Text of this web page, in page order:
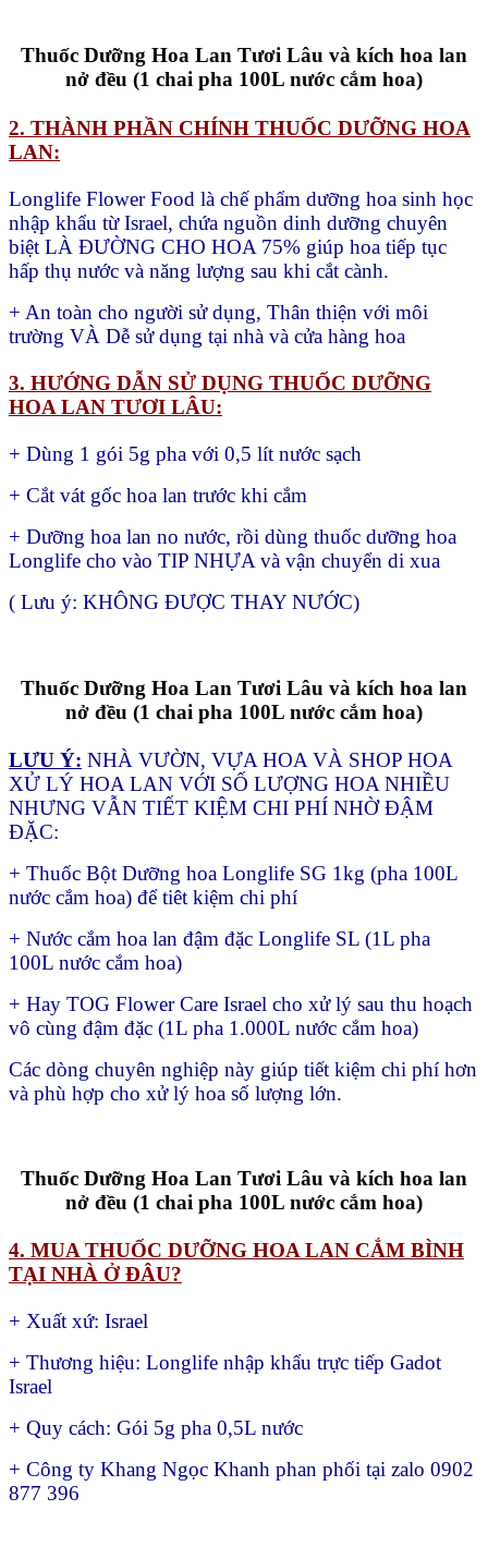
Thuốc Dưỡng Hoa Lan Tươi Lâu và kích hoa lan
nở đều (1 chai pha 100L nước cắm hoa)
2. THÀNH PHẦN CHÍNH THUỐC DƯỠNG HOA
LAN:
Longlife Flower Food là chế phẩm dưỡng hoa sinh học
nhập khẩu từ Israel, chứa nguồn dinh dưỡng chuyên
biệt LÀ ĐƯỜNG CHO HOA 75% giúp hoa tiếp tục
hấp thụ nước và năng lượng sau khi cắt cành.
+ An toàn cho người sử dụng, Thân thiện với môi
trường VÀ Dễ sử dụng tại nhà và cửa hàng hoa
3. HƯỚNG DẪN SỬ DỤNG THUỐC DƯỠNG
HOA LAN TƯƠI LÂU:
+ Dùng 1 gói 5g pha với 0,5 lít nước sạch
+ Cắt vát gốc hoa lan trước khi cắm
+ Dưỡng hoa lan no nước, rồi dùng thuốc dưỡng hoa
Longlife cho vào TIP NHỰA và vận chuyển di xua
( Lưu ý: KHÔNG ĐƯỢC THAY NƯỚC)
Thuốc Dưỡng Hoa Lan Tươi Lâu và kích hoa lan
nở đều (1 chai pha 100L nước cắm hoa)
LƯU Ý: NHÀ VƯỜN, VỰA HOA VÀ SHOP HOA
XỬ LÝ HOA LAN VỚI SỐ LƯỢNG HOA NHIỀU
NHƯNG VẪN TIẾT KIỆM CHI PHÍ NHỜ ĐẬM
ĐẶC:
+ Thuốc Bột Dưỡng hoa Longlife SG 1kg (pha 100L
nước cắm hoa) để tiêt kiệm chi phí
+ Nước cắm hoa lan đậm đặc Longlife SL (1L pha
100L nước cắm hoa)
+ Hay TOG Flower Care Israel cho xử lý sau thu hoạch
vô cùng đậm đặc (1L pha 1.000L nước cắm hoa)
Các dòng chuyên nghiệp này giúp tiết kiệm chi phí hơn
và phù hợp cho xử lý hoa số lượng lớn.
Thuốc Dưỡng Hoa Lan Tươi Lâu và kích hoa lan
nở đều (1 chai pha 100L nước cắm hoa)
4. MUA THUỐC DƯỠNG HOA LAN CẮM BÌNH
TẠI NHÀ Ở ĐÂU?
+ Xuất xứ: Israel
+ Thương hiệu: Longlife nhập khẩu trực tiếp Gadot
Israel
+ Quy cách: Gói 5g pha 0,5L nước
+ Công ty Khang Ngọc Khanh phan phối tại zalo 0902
877 396